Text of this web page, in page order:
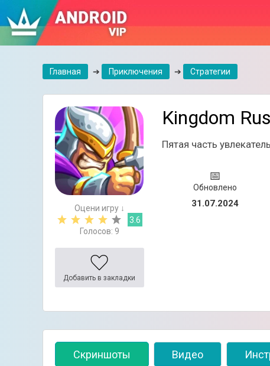
Главная ➔ Приключения ➔ Стратегии
Оцени игру ↓
3.6
Голосов: 9
Добавить в закладки
Kingdom
Пятая часть
📅
Обновлено
31.07.2024
Скриншоты Видео